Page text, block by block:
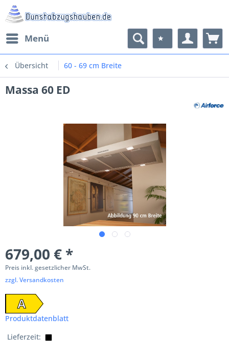
Menü
Übersicht 60 - 69 cm Breite
Massa 60 ED
679,00 € *
Preis inkl. gesetzlicher MwSt.
zzgl. Versandkosten
A
Produktdatenblatt
Lieferzeit: